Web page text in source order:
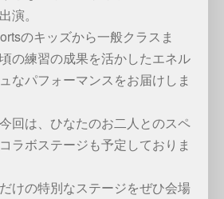
演。
のキッズから一般クラスま
の練習の成果を活かしたエネル
なパフォーマンスをお届けしま
回は、ひなたのお二人とのスペ
ラボステージも予定しておりま
けの特別なステージをぜひ会場